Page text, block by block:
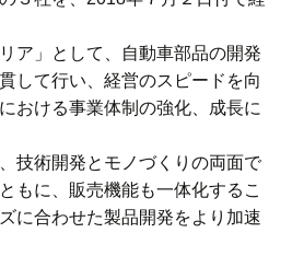
ア」として、自動車部品の開発
して行い、経営のスピードを向
おける事業体制の強化、成長に
技術開発とモノづくりの両面で
もに、販売機能も一体化するこ
に合わせた製品開発をより加速